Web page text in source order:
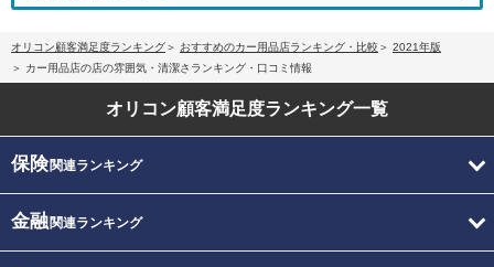
オリコン顧客満足度ランキング おすすめのカー用品店ランキング・比較
2021年版
カー用品店の店の雰囲気・清潔さランキング・口コミ情報
オリコン顧客満足度ランキング一覧
保険関連ランキング
金融関連ランキング